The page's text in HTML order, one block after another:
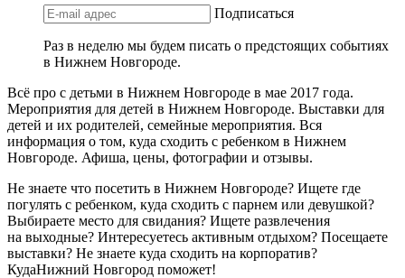
Подписаться
Раз в неделю мы будем писать о предстоящих событиях
в Нижнем Новгороде.
Всё про с детьми в Нижнем Новгороде в мае 2017 года.
Мероприятия для детей в Нижнем Новгороде. Выставки для
детей и их родителей, семейные мероприятия. Вся
информация о том, куда сходить с ребенком в Нижнем
Новгороде. Афиша, цены, фотографии и отзывы.
Не знаете что посетить в Нижнем Новгороде? Ищете где
погулять с ребенком, куда сходить с парнем или девушкой?
Выбираете место для свидания? Ищете развлечения
на выходные? Интересуетесь активным отдыхом? Посещаете
выставки? Не знаете куда сходить на корпоратив?
КудаНижний Новгород поможет!